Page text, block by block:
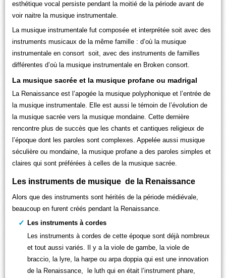
esthétique vocal persiste pendant la moitié de la période avant de
voir naitre la musique instrumentale.
La musique instrumentale fut composée et interprétée soit avec des
instruments musicaux de la même famille : d’où la musique
instrumentale en consort soit, avec des instruments de familles
différentes d’où la musique instrumentale en Broken consort.
La musique sacrée et la musique profane ou madrigal
La Renaissance est l’apogée la musique polyphonique et l’entrée de
la musique instrumentale. Elle est aussi le témoin de l’évolution de
la musique sacrée vers la musique mondaine. Cette dernière
rencontre plus de succès que les chants et cantiques religieux de
l’époque dont les paroles sont complexes. Appelée aussi musique
séculière ou mondaine, la musique profane a des paroles simples et
claires qui sont préférées à celles de la musique sacrée.
Les instruments de musique de la Renaissance
Alors que des instruments sont hérités de la période médiévale,
beaucoup en furent créés pendant la Renaissance.
Les instruments à cordes
Les instruments à cordes de cette époque sont déjà nombreux
et tout aussi variés. Il y a la viole de gambe, la viole de
braccio, la lyre, la harpe ou arpa doppia qui est une innovation
de la Renaissance, le luth qui en était l’instrument phare,